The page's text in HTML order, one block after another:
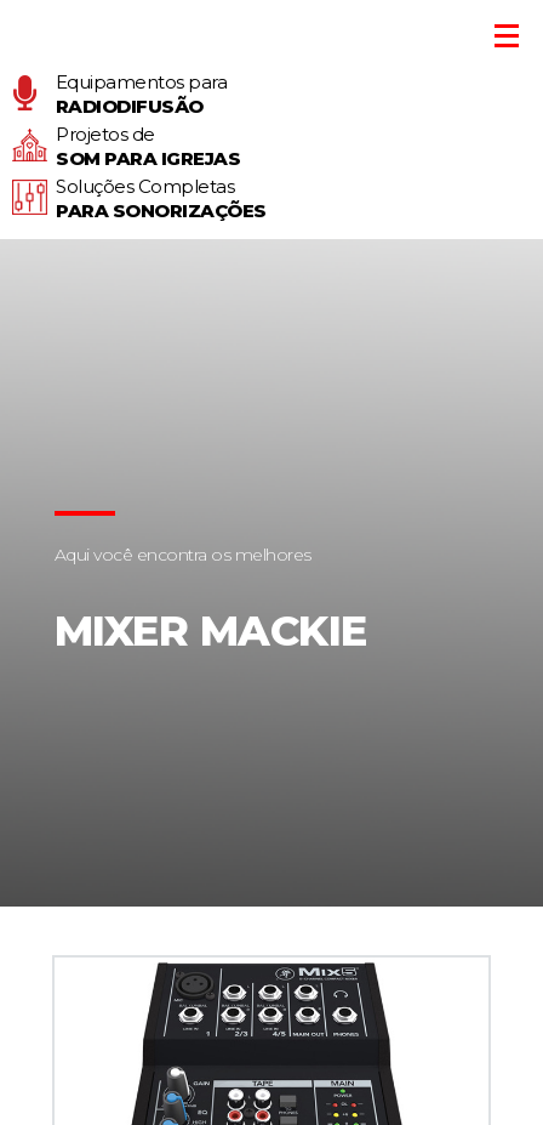
Equipamentos para
RADIODIFUSÃO
Projetos de
SOM PARA IGREJAS
Soluções Completas
PARA SONORIZAÇÕES
Aqui você encontra os melhores
MIXER MACKIE